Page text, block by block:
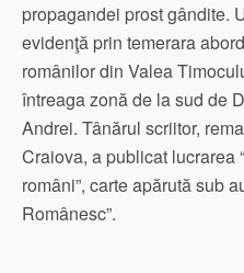
propagandei prost gândite.
evidenţă prin temerara
românilor din Valea
întreaga zonă de la sud de
Andrei. Tânărul scriitor,
Craiova, a publicat lucrarea
români”, carte apărută sub
Românesc”.